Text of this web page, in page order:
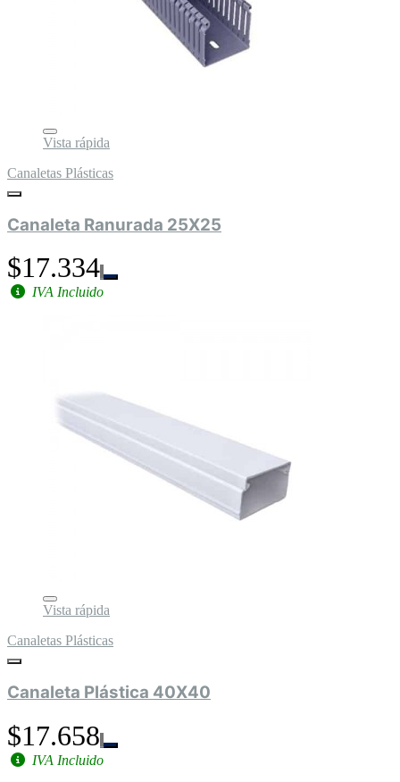
Vista rápida
Canaletas Plásticas
Canaleta Ranurada 25X25
$17.334
IVA Incluido
Vista rápida
Canaletas Plásticas
Canaleta Plástica 40X40
$17.658
IVA Incluido